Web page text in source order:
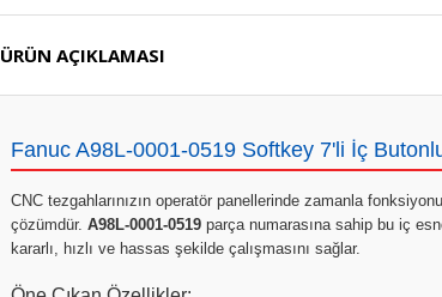
ÜRÜN AÇIKLAMASI
Fanuc A98L-0001-0519 Softkey 7'li İç
CNC tezgahlarınızın operatör panellerinde zamanla
çözümdür. A98L-0001-0519 parça numarasına sahip bu iç
kararlı, hızlı ve hassas şekilde çalışmasını sağlar.